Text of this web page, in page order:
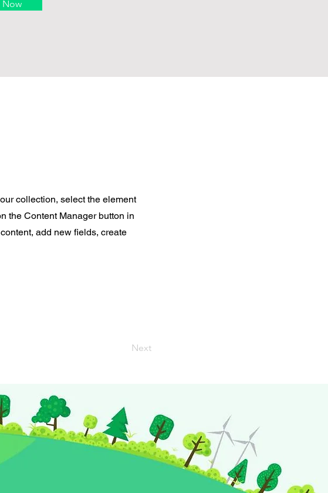
Now
collection, select the element
the Content Manager button in
add new fields, create
Next